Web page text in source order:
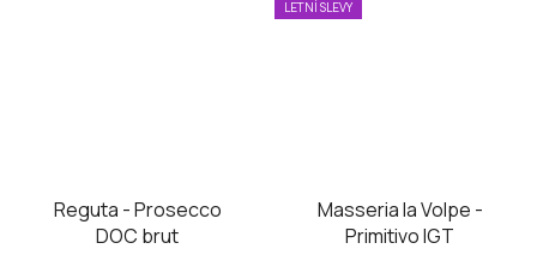
Reguta - Prosecco
DOC brut
LETNÍ SLEVY
Masseria la Volpe -
Primitivo IGT